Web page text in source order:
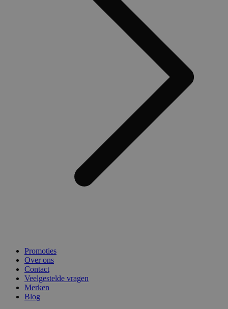
Promoties
Over ons
Contact
Veelgestelde vragen
Merken
Blog